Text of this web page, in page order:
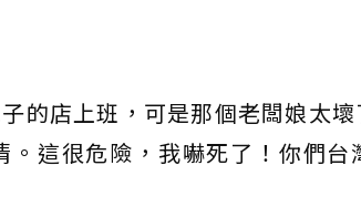
的店上班，可是那個老闆娘太
這很危險，我嚇死了！你們台